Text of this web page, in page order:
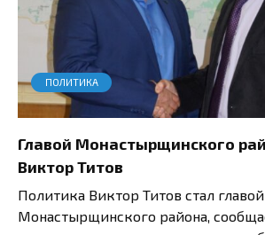
ПОЛИТИКА
Главой Монастырщинского
Виктор Титов
Политика Виктор Титов стал главой
Монастырщинского района,